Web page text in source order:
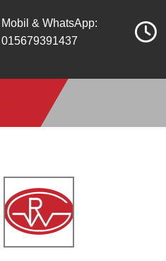
Mobil & WhatsApp:
015679391437